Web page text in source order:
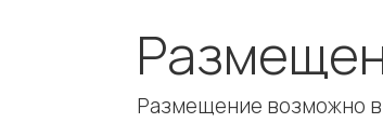
Размещение возможно